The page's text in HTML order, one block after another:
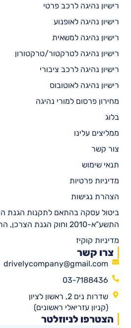
רישיון נהיגה לרכב פרטי
רישיון נהיגה לאופנוע
רישיון נהיגה למשאית
רישיון נהיגה לטרקטור/טרקטורון
רישיון נהיגה לרכב ציבורי
רישיון נהיגה לאוטובוס
מחירון פרסום למורי נהיגה
בלוג
ממליצים עלינו
צור קשר
תנאי שימוש
מדיניות פרטיות
הצהרת נגישות
ביטול עסקה בהתאם לתקנות הגנת
התשע”א-2010 וחוק הגנת הצרכן, התשמ”א-1981″
מדיניות קוקיז
צרו קשר
drivelycompany@gmail.com
03-7188436
שדרות נים 2, ראשון לציון
(קניון עזריאלי ראשונים)
הצטרפו לניוזלטר